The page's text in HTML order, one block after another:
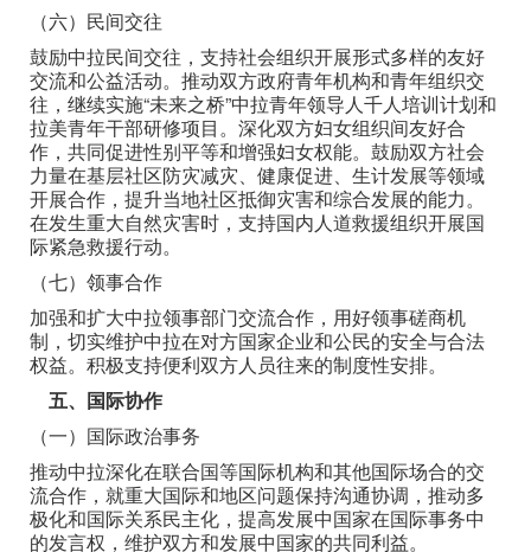
（六）民间交往
鼓励中拉民间交往，支持社会组织开展形式多样的友好
交流和公益活动。推动双方政府青年机构和青年组织交
往，继续实施“未来之桥”中拉青年领导人千人培训计划和
拉美青年干部研修项目。深化双方妇女组织间友好合
作，共同促进性别平等和增强妇女权能。鼓励双方社会
力量在基层社区防灾减灾、健康促进、生计发展等领域
开展合作，提升当地社区抵御灾害和综合发展的能力。
在发生重大自然灾害时，支持国内人道救援组织开展国
际紧急救援行动。
（七）领事合作
加强和扩大中拉领事部门交流合作，用好领事磋商机
制，切实维护中拉在对方国家企业和公民的安全与合法
权益。积极支持便利双方人员往来的制度性安排。
五、国际协作
（一）国际政治事务
推动中拉深化在联合国等国际机构和其他国际场合的交
流合作，就重大国际和地区问题保持沟通协调，推动多
极化和国际关系民主化，提高发展中国家在国际事务中
的发言权，维护双方和发展中国家的共同利益。